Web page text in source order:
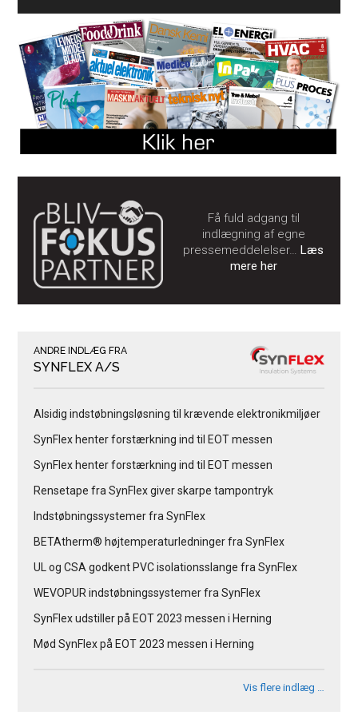
Få fuld adgang til
indlægning af egne
pressemeddelelser…Læs
mere her
ANDRE INDLÆG FRA
SYNFLEX A/S
Alsidig indstøbningsløsning til krævende elektronikmiljøer
SynFlex henter forstærkning ind til EOT messen
SynFlex henter forstærkning ind til EOT messen
Rensetape fra SynFlex giver skarpe tampontryk
Indstøbningssystemer fra SynFlex
BETAtherm® højtemperaturledninger fra SynFlex
UL og CSA godkent PVC isolationsslange fra SynFlex
WEVOPUR indstøbningssystemer fra SynFlex
SynFlex udstiller på EOT 2023 messen i Herning
Mød SynFlex på EOT 2023 messen i Herning
Vis flere indlæg …